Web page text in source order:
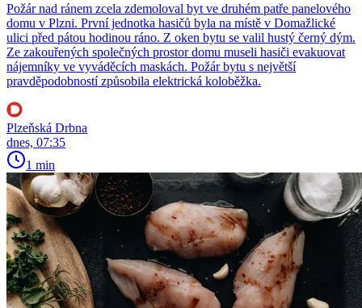
Požár nad ránem zcela zdemoloval byt ve druhém patře panelového
domu v Plzni. První jednotka hasičů byla na místě v Domažlické
ulici před pátou hodinou ráno. Z oken bytu se valil hustý černý dým.
Ze zakouřených společných prostor domu museli hasiči evakuovat
nájemníky ve vyváděcích maskách. Požár bytu s největší
pravděpodobností způsobila elektrická koloběžka.
Plzeňská Drbna
dnes, 07:35
1 min